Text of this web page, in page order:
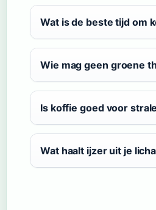
Wat is de beste tijd om
Wie mag geen groene
Is koffie goed voor
Wat haalt ijzer uit je